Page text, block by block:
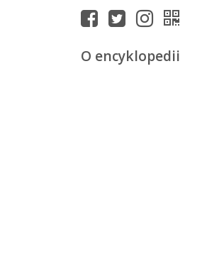
O encyklopedii